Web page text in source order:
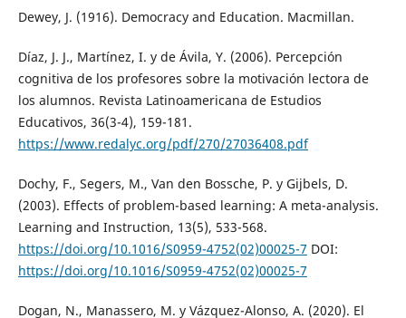
Dewey, J. (1916). Democracy and Education. Macmillan.
Díaz, J. J., Martínez, I. y de Ávila, Y. (2006). Percepción
cognitiva de los profesores sobre la motivación lectora de
los alumnos. Revista Latinoamericana de Estudios
Educativos, 36(3-4), 159-181.
https://www.redalyc.org/pdf/270/27036408.pdf
Dochy, F., Segers, M., Van den Bossche, P. y Gijbels, D.
(2003). Effects of problem-based learning: A meta-analysis.
Learning and Instruction, 13(5), 533-568.
https://doi.org/10.1016/S0959-4752(02)00025-7 DOI:
https://doi.org/10.1016/S0959-4752(02)00025-7
Dogan, N., Manassero, M. y Vázquez-Alonso, A. (2020). El